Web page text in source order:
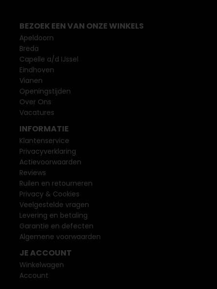
BEZOEK EEN VAN ONZE WINKELS
Apeldoorn
Breda
Capelle a/d IJssel
Eindhoven
Vianen
Openingstijden
Over Ons
Vacatures
INFORMATIE
Klantenservice
Privacyverklaring
Actievoorwaarden
Reviews
Ruilen en retourneren
Privacy & Cookies
Veelgestelde vragen
Levering en betaling
Garantie en defecten
Algemene voorwaarden
JE ACCOUNT
Winkelwagen
Account